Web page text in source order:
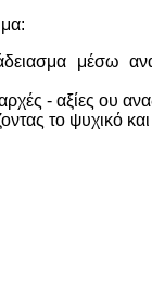
μέσω
- αξίες ου
το ψυχικό